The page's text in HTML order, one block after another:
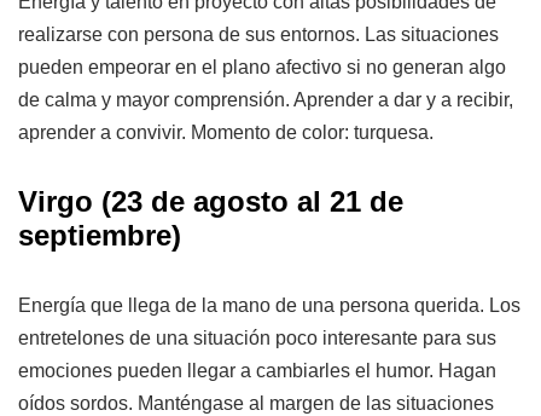
realizarse con persona de sus entornos. Las situaciones
pueden empeorar en el plano afectivo si no generan algo
de calma y mayor comprensión. Aprender a dar y a recibir,
aprender a convivir. Momento de color: turquesa.
Virgo (23 de agosto al 21 de
septiembre)
Energía que llega de la mano de una persona querida. Los
entretelones de una situación poco interesante para sus
emociones pueden llegar a cambiarles el humor. Hagan
oídos sordos. Manténgase al margen de las situaciones